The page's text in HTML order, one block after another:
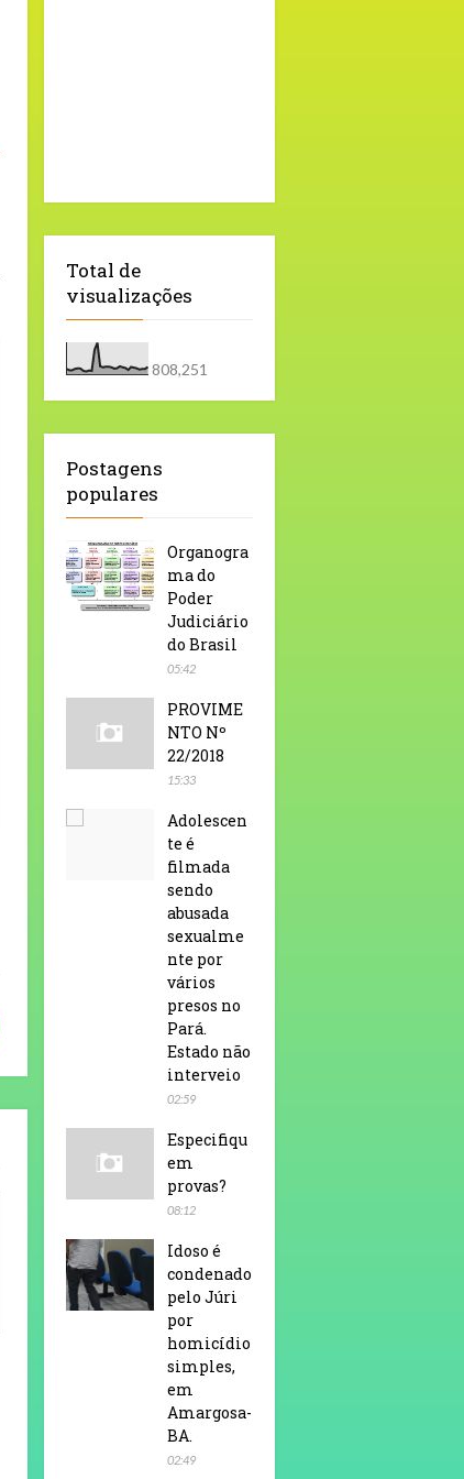
Total de
visualizações
808,251
Postagens
populares
Organogra
ma do
Poder
Judiciário
do Brasil
05:42
PROVIME
NTO Nº
22/2018
15:33
Adolescen
te é
filmada
sendo
abusada
sexualme
nte por
vários
presos no
Pará.
Estado não
interveio
02:59
Especifiqu
em
provas?
08:12
Idoso é
condenado
pelo Júri
por
homicídio
simples,
em
Amargosa-
BA.
02:49